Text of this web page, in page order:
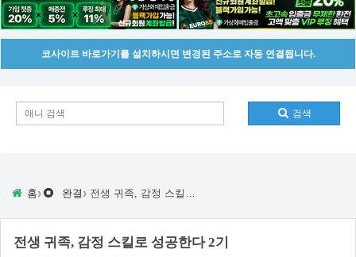
코사이트 바로가기를 설치하시면 변경된 주소로 자동 연결됩니다.
검색
홈› 완결 › 전생 귀족, 감정 스킬로 성공한다 2기
전생 귀족, 감정 스킬로 성공한다 2기